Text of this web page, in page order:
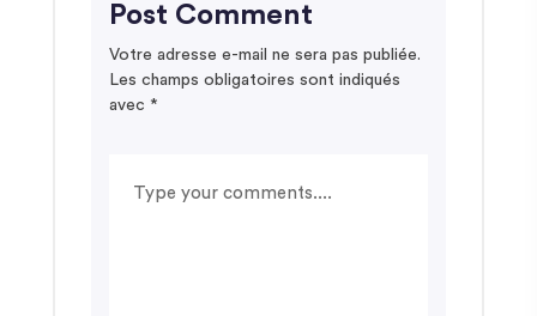
Post Comment
Votre adresse e-mail ne sera pas publiée.
Les champs obligatoires sont indiqués
avec *